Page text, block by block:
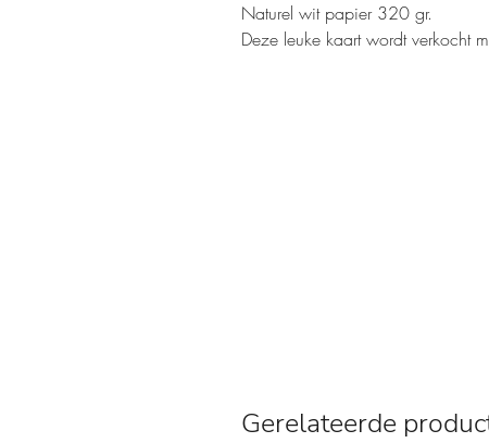
Naturel wit papier 320 gr.
Deze leuke kaart wordt verkocht
Gerelateerde